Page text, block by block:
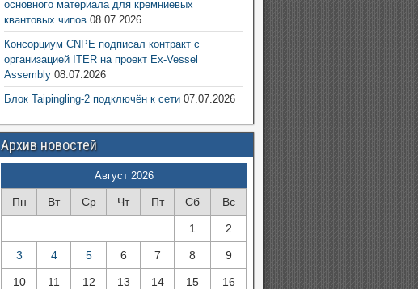
основного материала для кремниевых
квантовых чипов 08.07.2026
Консорциум CNPE подписал контракт с
организацией ITER на проект Ex-Vessel
Assembly 08.07.2026
Блок Taipingling-2 подключён к сети 07.07.2026
Архив новостей
Август 2026
Пн Вт Ср Чт Пт Сб Вс
1 2
3 4 5 6 7 8 9
10 11 12 13 14 15 16